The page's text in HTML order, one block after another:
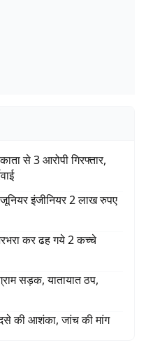
से 3 आरोपी गिरफ्तार,
जूनियर इंजीनियर 2 लाख रुपए
कर ढह गये 2 कच्चे
सड़क, यातायात ठप,
की आशंका, जांच की मांग